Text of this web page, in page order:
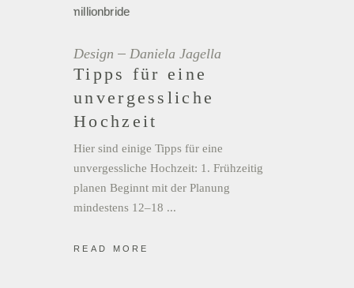
Design Daniela Jagella
Tipps für eine
unvergessliche
Hochzeit
Hier sind einige Tipps für eine
unvergessliche Hochzeit: 1. Frühzeitig
planen Beginnt mit der Planung
mindestens 12–18
READ MORE